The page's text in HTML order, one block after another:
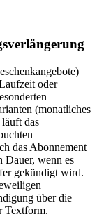
oder
(monatliches
das
das Abonnement
Dauer, wenn es
gekündigt wird.
über die
Textform.